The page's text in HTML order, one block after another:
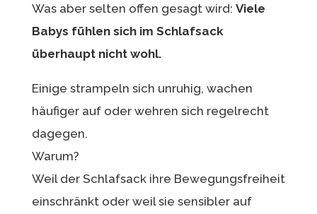
Was aber selten offen gesagt wird: Viele
Babys fühlen sich im Schlafsack
überhaupt nicht wohl.
Einige strampeln sich unruhig, wachen
häufiger auf oder wehren sich regelrecht
dagegen.
Warum?
Weil der Schlafsack ihre Bewegungsfreiheit
einschränkt oder weil sie sensibler auf